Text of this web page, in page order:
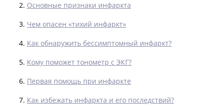
Основные признаки инфаркта
Чем опасен «тихий инфаркт»
Как обнаружить бессимптомный инфаркт?
Кому поможет тонометр с ЭКГ?
Первая помощь при инфаркте
Как избежать инфаркта и его последствий?